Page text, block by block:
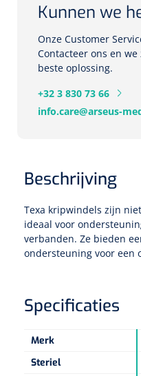
Diversen
Verzwaringsdekens
Eethulpmiddelen
Bestek
Onderleggers
Slabben
Borden
Drinkhulpmiddelen
Bekers
Lichtdiagnostiek
Colposcopen
Urologie
Nopa
Vaatklem Pean - zonder
Kunnen we
Onze Customer
Contacteer ons en
beste oplossing.
+32 3 830 73 66
info.care@arseus-
Beschrijving
Texa kripwindels zijn
ideaal voor
verbanden. Ze bieden
ondersteuning voor een
Specificaties
Merk
Steriel